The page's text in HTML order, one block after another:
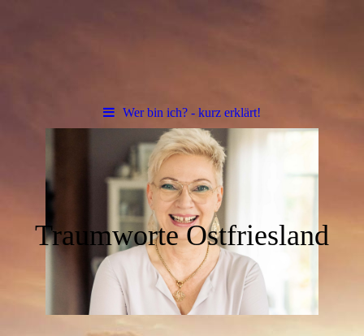
Wer bin ich? - kurz erklärt!
Traumworte Ostfriesland